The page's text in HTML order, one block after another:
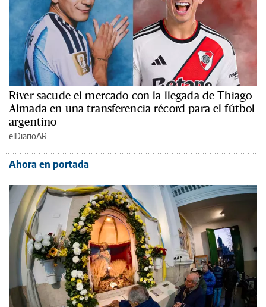
River sacude el mercado con la llegada de Thiago
Almada en una transferencia récord para el fútbol
argentino
elDiarioAR
Ahora en portada